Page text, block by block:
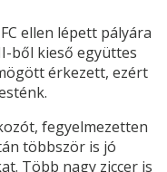
ellen lépett pályára
ből kieső együttes
érkezett, ezért
fegyelmezetten
többször is jó
Több nagy ziccer is